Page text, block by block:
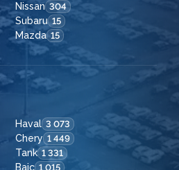
Nissan 304
Subaru 15
Mazda 15
Haval 3 073
Chery 1 449
Tank 1 331
Baic 1 015